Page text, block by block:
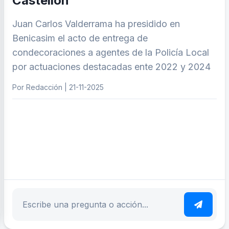
Juan Carlos Valderrama ha presidido en
Benicasim el acto de entrega de
condecoraciones a agentes de la Policía Local
por actuaciones destacadas ente 2022 y 2024
Por Redacción | 21-11-2025
Escribe tu pregunta